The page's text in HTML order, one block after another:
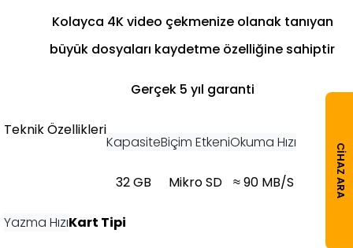
Kolayca 4K video çekmenize olanak tanıyan
büyük dosyaları kaydetme özelliğine sahiptir
Gerçek 5 yıl garanti
Teknik Özellikleri
Kapasite
32 GB
Biçim Etkeni
Mikro SD
Okuma Hızı
≈ 90 MB/S
Yazma HızıKart Tipi
CIHAZ ARA